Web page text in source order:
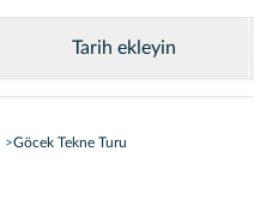
Tarih ekleyin
Göcek Tekne Turu